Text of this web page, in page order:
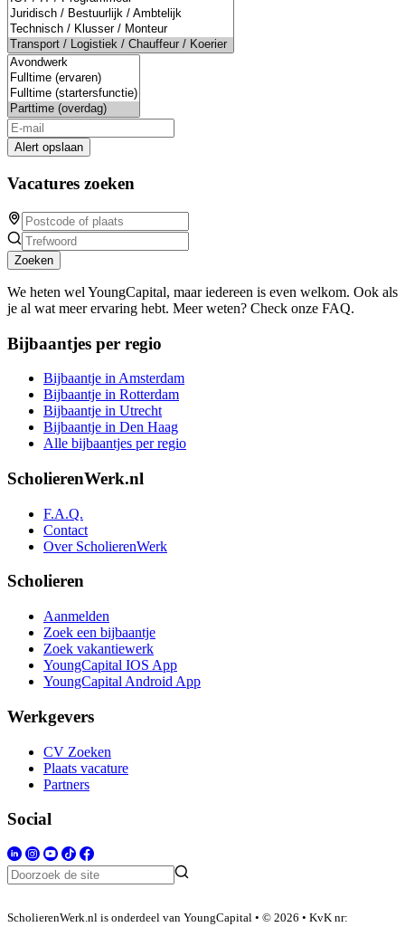
Alert opslaan
Vacatures zoeken
Zoeken
We heten wel YoungCapital, maar iedereen is even welkom. Ook als
je al wat meer ervaring hebt. Meer weten? Check onze FAQ.
Bijbaantjes per regio
Bijbaantje in Amsterdam
Bijbaantje in Rotterdam
Bijbaantje in Utrecht
Bijbaantje in Den Haag
Alle bijbaantjes per regio
ScholierenWerk.nl
F.A.Q.
Contact
Over ScholierenWerk
Scholieren
Aanmelden
Zoek een bijbaantje
Zoek vakantiewerk
YoungCapital IOS App
YoungCapital Android App
Werkgevers
CV Zoeken
Plaats vacature
Partners
Social
ScholierenWerk.nl is onderdeel van YoungCapital • © 2026 • KvK nr: